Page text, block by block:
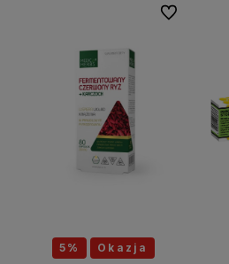
5% Okazja
Do ulubionych